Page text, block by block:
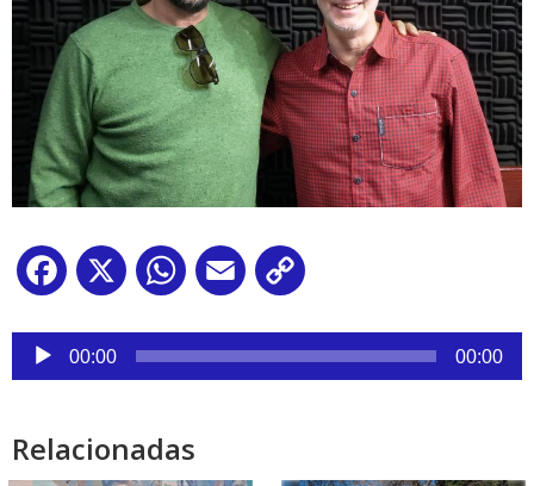
Facebook
X WhatsApp
Email
Reproductor
audio
00:00 00:00
Relacionadas